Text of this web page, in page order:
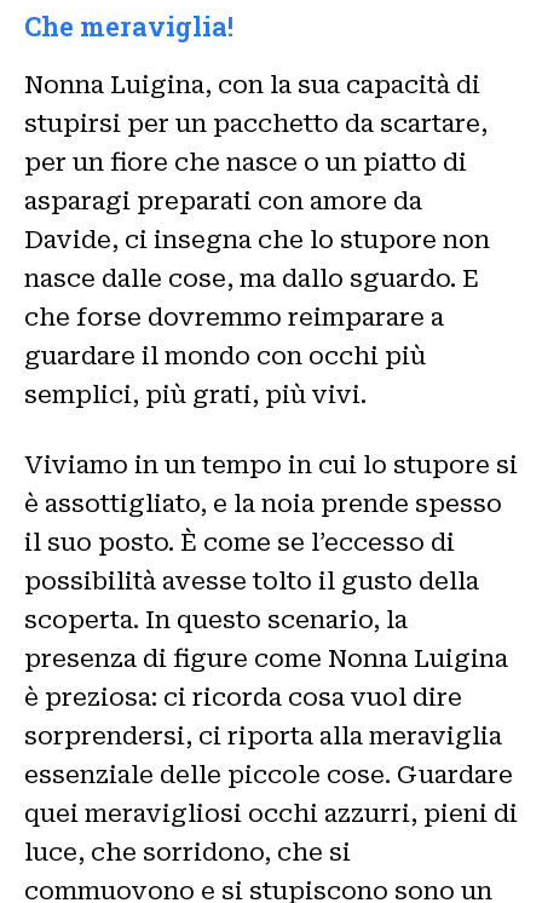
Che meraviglia!
Nonna Luigina, con la sua capacità di
stupirsi per un pacchetto da scartare,
per un fiore che nasce o un piatto di
asparagi preparati con amore da
Davide, ci insegna che lo stupore non
nasce dalle cose, ma dallo sguardo. E
che forse dovremmo reimparare a
guardare il mondo con occhi più
semplici, più grati, più vivi.
Viviamo in un tempo in cui lo stupore si
è assottigliato, e la noia prende spesso
il suo posto. È come se l’eccesso di
possibilità avesse tolto il gusto della
scoperta. In questo scenario, la
presenza di figure come Nonna Luigina
è preziosa: ci ricorda cosa vuol dire
sorprendersi, ci riporta alla meraviglia
essenziale delle piccole cose. Guardare
quei meravigliosi occhi azzurri, pieni di
luce, che sorridono, che si
commuovono e si stupiscono sono un